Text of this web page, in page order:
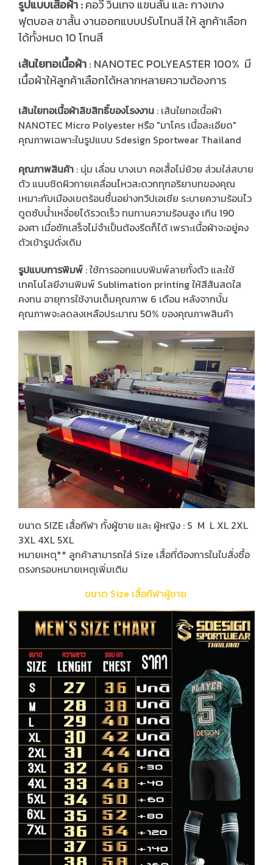
รูปแบบเสื้อผ้า :คอวี วินเทจ แขนสั้น และ กางเกง
ฟุตบอล ขาสั้น งานออกแบบปรับโทนสี ให้ ลูกค้าเลือก
ได้ทั้งหมด 10 โทนสี
เส้นใยทอเนื้อผ้า: NANOTEC POLYEASTER 100% มี
เนื้อผ้าให้ลูกค้าเลือกได้หลากหลายความต้องการ
เส้นใยทอเนื้อผ้าลิขสิทธิ์ของโรงงาน : เส้นใยทอเนื้อผ้า
NANOTEC Micro Polyester หรือ "มาโคร เนื้อละเอียด"
คุณภาพเฉพาะในรูปแบบ Sdesign Sportwear Thailand
คุณภาพสินค้า : นุ่ม เลื่อน บางเบา คอเสื้อไม่ย้วย ส่วมใส่สบาย
ตัว แนบชิดผิวกายเคลื่อนไหวสะดวกทุกอริยาบทของคุณ
เหมาะกับเมืองเขตร้อนชื้นอย่างทวีปเอเชีย ระบายความร้อนไว
ดูดซับน้ำเหงื่อยได้รวดเร็ว ทนทานความร้อนสูง เกิน 190
องศา เมื่อซักเสร็จไม่จำเป็นต้องรีดก็ได้ เพราะเนื้อผ้าจะอยู่คง
ตัวเข้ารูปดั่งเดิม
รูปแบบการพิมพ์ : ใช้การออกแบบพิมพ์ลายทั้งตัว และใช้
เทคโนโลยีงานพิมพ์ Sublimation printing ให้สีสันสดใส
คงทน อายุการใช้งานเต็มคุณภาพ 6 เดือน หลังจากนั้น
คุณภาพจะลดลงเหลือประมาณ 50% ของคุณภาพสินค้า
ขนาด SIZE เสื้อกีฬา ทั้งผู้ชาย และ ผู้หญิง : S M L XL 2XL
3XL 4XL 5XL
หมายเหตุ** ลูกค้าสามารถใส่ Size เสื้อที่ต้องการในใบสั่งซื้อ
ตรงกรอบหมายเหตุเพิ่มเติม
ขนาด Size เสื้อกีฬาผู้ชาย